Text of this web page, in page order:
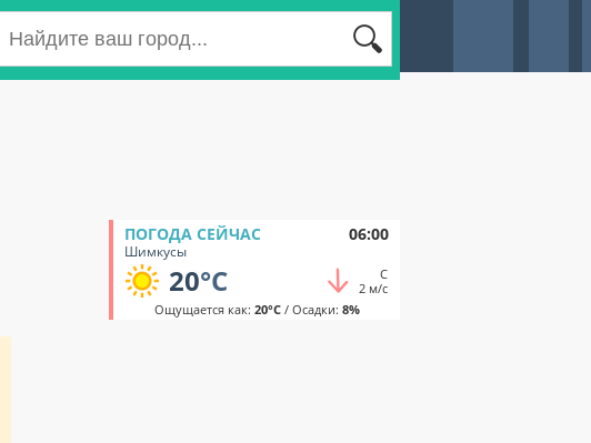
ПОГОДА СЕЙЧАС 06:00
Шимкусы
20°C
С
2 м/с
Ощущается как: 20°C/ Осадки: 8%